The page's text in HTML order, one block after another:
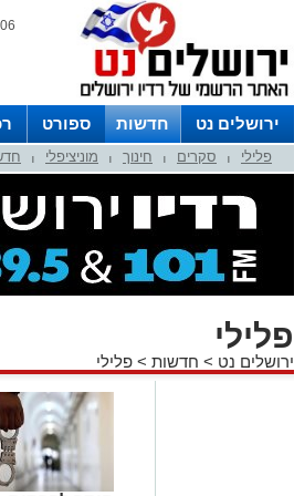
06 אוגוסט 2026 / 12:50
ירושלים נט חדשות ספורט
לפרסום ברדיו צרו קשר
לוח פלילי סקרים חינוך מוניציפלי
פלילי
ירושלים נט > חדשות > פלילי